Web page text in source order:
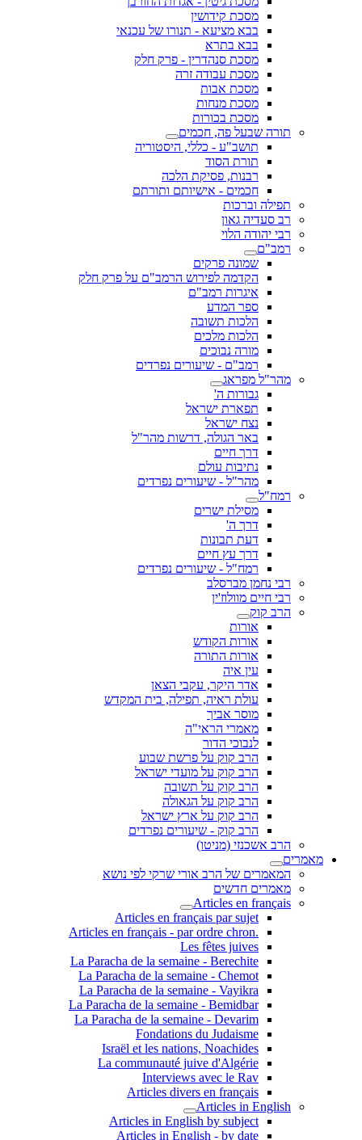
מסכת קידושין
בבא מציעא - תנורו של עכנאי
בבא בתרא
מסכת סנהדרין - פרק חלק
מסכת עבודה זרה
מסכת אבות
מסכת מנחות
מסכת בכורות
תורה שבעל פה, חכמים
תושב"ע - כללי, היסטוריה
תורת הסוד
רבנות, פסיקת הלכה
חכמים - אישיותם ותורתם
תפילה וברכות
רב סעדיה גאון
רבי יהודה הלוי
רמב"ם
שמונה פרקים
הקדמה לפירוש הרמב"ם על פרק חלק
איגרות רמב"ם
ספר המדע
הלכות תשובה
הלכות מלכים
מורה נבוכים
רמב"ם - שיעורים נפרדים
מהר"ל מפראג
גבורות ה'
תפארת ישראל
נצח ישראל
באר הגולה, דרשות מהר"ל
דרך חיים
נתיבות עולם
מהר"ל - שיעורים נפרדים
רמח"ל
מסילת ישרים
דרך ה'
דעת תבונות
דרך עץ חיים
רמח"ל - שיעורים נפרדים
רבי נחמן מברסלב
רבי חיים מוולוז'ין
הרב קוק
אורות
אורות הקודש
אורות התורה
עין איה
אדר היקר, עקבי הצאן
עולת ראיה, תפילה, בית המקדש
מוסר אביך
מאמרי הראי"ה
לנבוכי הדור
הרב קוק על פרשת שבוע
הרב קוק על מועדי ישראל
הרב קוק על תשובה
הרב קוק על הגאולה
הרב קוק על ארץ ישראל
הרב קוק - שיעורים נפרדים
הרב אשכנזי (מניטו)
מאמרים
המאמרים של הרב אורי שרקי לפי נושא
מאמרים חדשים
Articles en français
Articles en français par sujet
.Articles en français - par ordre chron
Les fêtes juives
La Paracha de la semaine - Berechite
La Paracha de la semaine - Chemot
La Paracha de la semaine - Vayikra
La Paracha de la semaine - Bemidbar
La Paracha de la semaine - Devarim
Fondations du Judaisme
Israël et les nations, Noachides
La communauté juive d'Algérie
Interviews avec le Rav
Articles divers en français
Articles in English
Articles in English by subject
Articles in English - by date